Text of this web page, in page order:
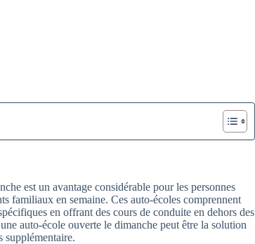
est un avantage considérable pour les personnes
familiaux en semaine. Ces auto-écoles comprennent
en offrant des cours de conduite en dehors des
auto-école ouverte le dimanche peut être la solution
supplémentaire.